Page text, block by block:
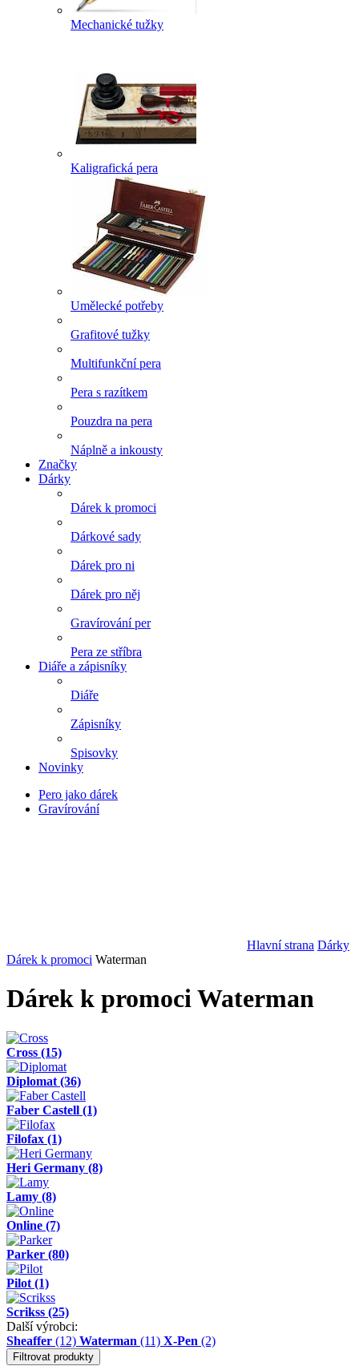
Mechanické tužky
Kaligrafická pera
Umělecké potřeby
Grafitové tužky
Multifunkční pera
Pera s razítkem
Pouzdra na pera
Náplně a inkousty
Značky
Dárky
Dárek k promoci
Dárkové sady
Dárek pro ni
Dárek pro něj
Gravírování per
Pera ze stříbra
Diáře a zápisníky
Diáře
Zápisníky
Spisovky
Novinky
Pero jako dárek
Gravírování
Hlavní strana Dárky
Dárek k promoci Waterman
Dárek k promoci Waterman
Cross (15)
Diplomat (36)
Faber Castell (1)
Filofax (1)
Heri Germany (8)
Lamy (8)
Online (7)
Parker (80)
Pilot (1)
Scrikss (25)
Další výrobci:
Sheaffer (12) Waterman (11) X-Pen (2)
Filtrovat produkty